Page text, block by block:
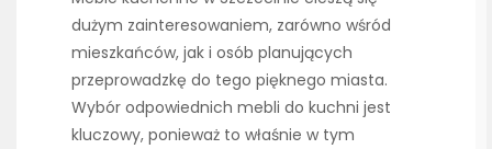
dużym zainteresowaniem, zarówno wśród
mieszkańców, jak i osób planujących
przeprowadzkę do tego pięknego miasta.
Wybór odpowiednich mebli do kuchni jest
kluczowy, ponieważ to właśnie w tym